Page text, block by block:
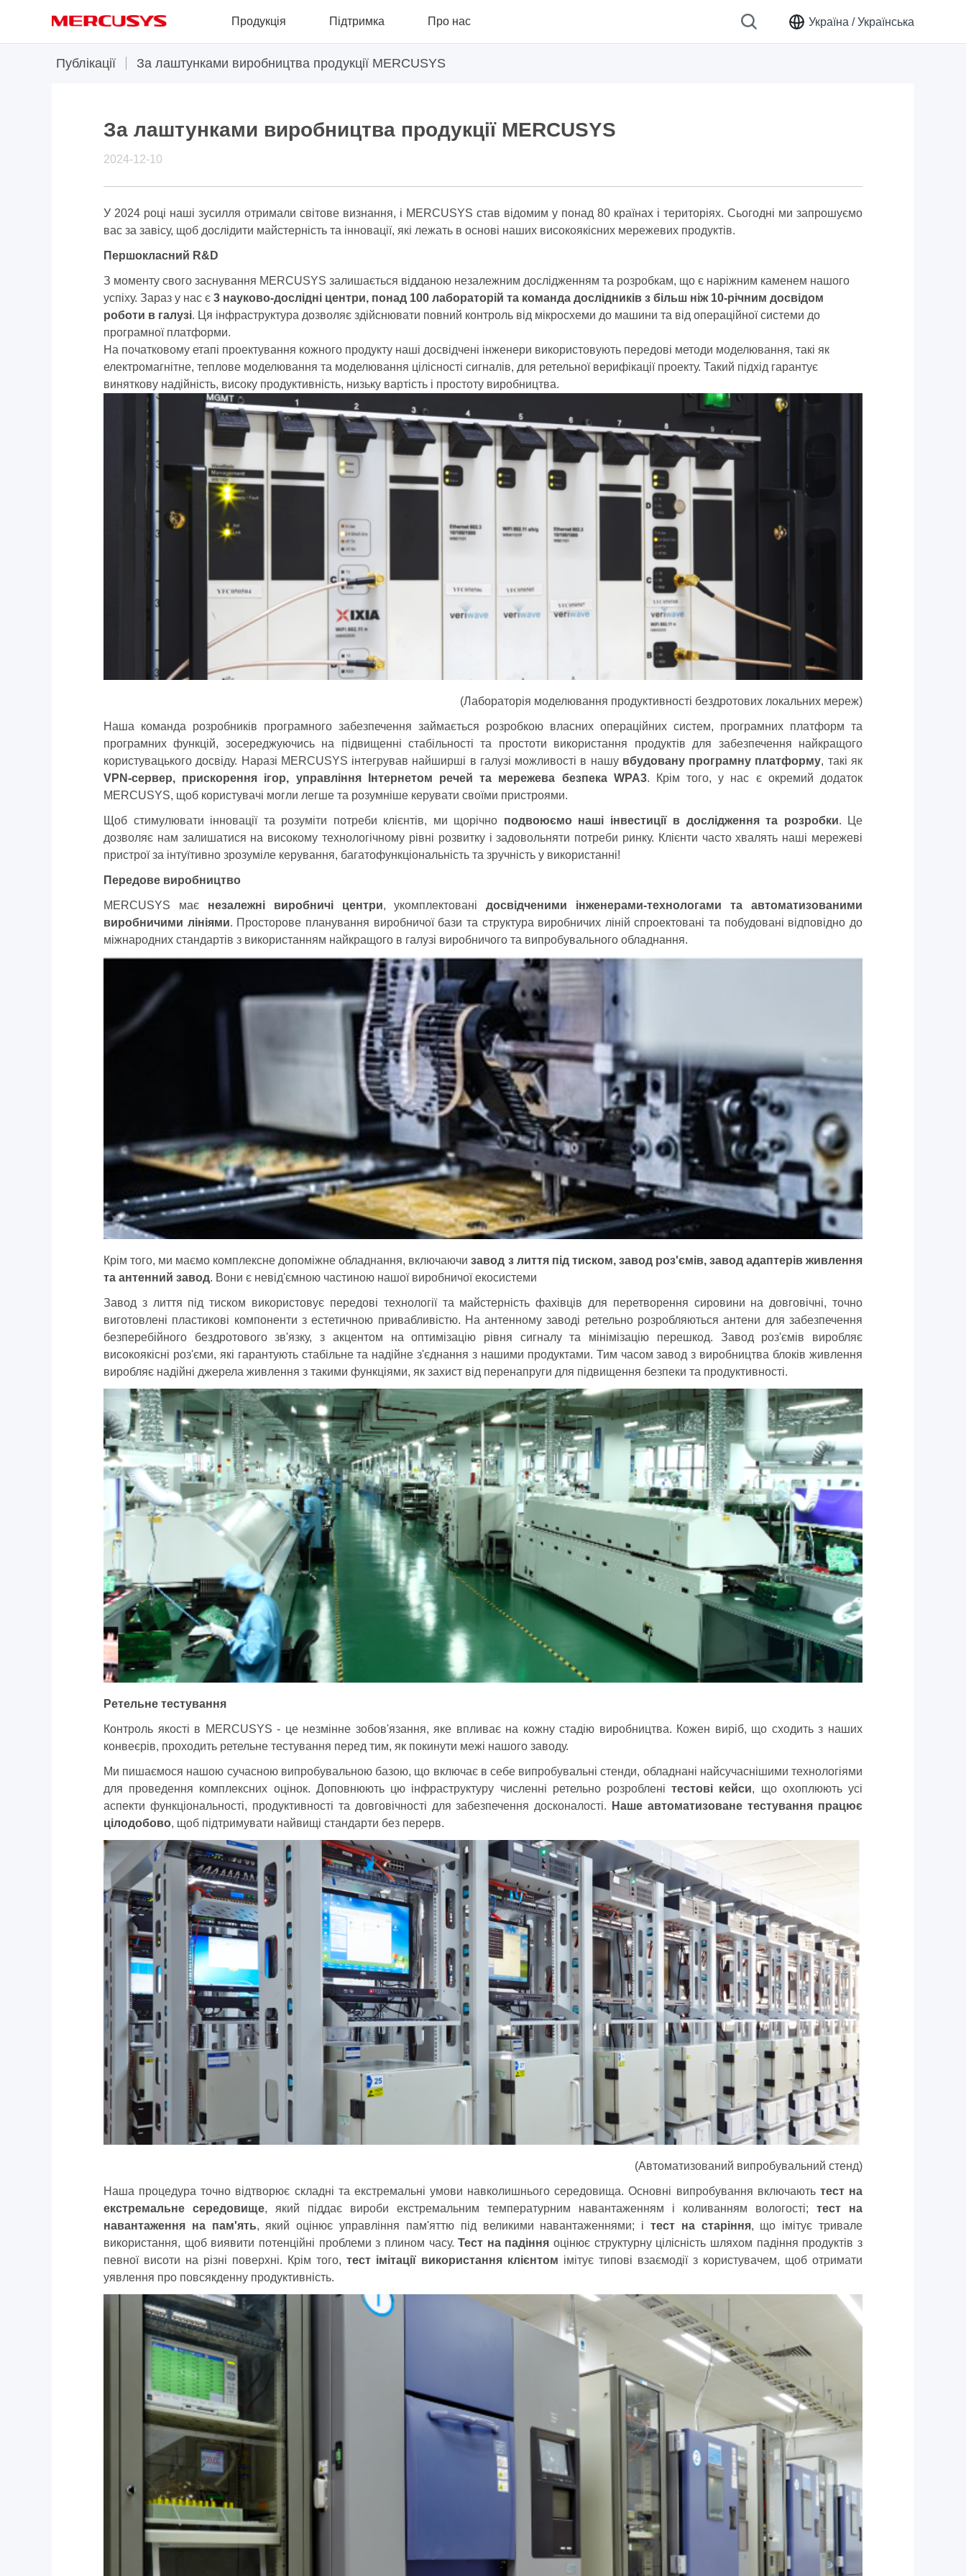
Україна /Українська
Продукція Підтримка Про нас
Публікації За лаштунками виробництва продукції MERCUSYS
За лаштунками виробництва продукції MERCUSYS
2024-12-10
У 2024 році наші зусилля отримали світове визнання, і MERCUSYS став відомим у понад 80 країнах і територіях. Сьогодні ми запрошуємо
вас за завісу, щоб дослідити майстерність та інновації, які лежать в основі наших високоякісних мережевих продуктів.
Першокласний R&D
З моменту свого заснування MERCUSYS залишається відданою незалежним дослідженням та розробкам, що є наріжним каменем нашого
успіху. Зараз у нас є 3 науково-дослідні центри, понад 100 лабораторій та команда дослідників з більш ніж 10-річним досвідом
роботи в галузі. Ця інфраструктура дозволяє здійснювати повний контроль від мікросхеми до машини та від операційної системи до
програмної платформи.
На початковому етапі проектування кожного продукту наші досвідчені інженери використовують передові методи моделювання, такі як
електромагнітне, теплове моделювання та моделювання цілісності сигналів, для ретельної верифікації проекту. Такий підхід гарантує
виняткову надійність, високу продуктивність, низьку вартість і простоту виробництва.
(Лабораторія моделювання продуктивності бездротових локальних мереж)
Наша команда розробників програмного забезпечення займається розробкою власних операційних систем, програмних платформ та
програмних функцій, зосереджуючись на підвищенні стабільності та простоти використання продуктів для забезпечення найкращого
користувацького досвіду. Наразі MERCUSYS інтегрував найширші в галузі можливості в нашу вбудовану програмну платформу, такі як
VPN-сервер, прискорення ігор, управління Інтернетом речей та мережева безпека WPA3. Крім того, у нас є окремий додаток
MERCUSYS, щоб користувачі могли легше та розумніше керувати своїми пристроями.
Щоб стимулювати інновації та розуміти потреби клієнтів, ми щорічно подвоюємо наші інвестиції в дослідження та розробки. Це
дозволяє нам залишатися на високому технологічному рівні розвитку і задовольняти потреби ринку. Клієнти часто хвалять наші мережеві
пристрої за інтуїтивно зрозуміле керування, багатофункціональність та зручність у використанні!
Передове виробництво
MERCUSYS має незалежні виробничі центри, укомплектованідосвідченими інженерами-технологами та автоматизованими
виробничими лініями. Просторове планування виробничої бази та структура виробничих ліній спроектовані та побудовані відповідно до
міжнародних стандартів з використанням найкращого в галузі виробничого та випробувального обладнання.
Крім того, ми маємо комплексне допоміжне обладнання, включаючизавод з лиття під тиском, завод роз'ємів, завод адаптерів живлення
та антенний завод. Вони є невід'ємною частиною нашої виробничої екосистеми
Завод з лиття під тиском використовує передові технології та майстерність фахівців для перетворення сировини на довговічні, точно
виготовлені пластикові компоненти з естетичною привабливістю. На антенному заводі ретельно розробляються антени для забезпечення
безперебійного бездротового зв'язку, з акцентом на оптимізацію рівня сигналу та мінімізацію перешкод. Завод роз'ємів виробляє
високоякісні роз'єми, які гарантують стабільне та надійне з'єднання з нашими продуктами. Тим часом завод з виробництва блоків живлення
виробляє надійні джерела живлення з такими функціями, як захист від перенапруги для підвищення безпеки та продуктивності.
Ретельне тестування
Контроль якості в MERCUSYS - це незмінне зобов'язання, яке впливає на кожну стадію виробництва. Кожен виріб, що сходить з наших
конвеєрів, проходить ретельне тестування перед тим, як покинути межі нашого заводу.
Ми пишаємося нашою сучасною випробувальною базою, що включає в себе випробувальні стенди, обладнані найсучаснішими технологіями
для проведення комплексних оцінок. Доповнюють цю інфраструктуру численні ретельно розробленітестові кейси, що охоплюють усі
аспекти функціональності, продуктивності та довговічності для забезпечення досконалості.
Наше автоматизоване тестування працює
цілодобово, щоб підтримувати найвищі стандарти без перерв.
(Автоматизований випробувальний стенд)
Наша процедура точно відтворює складні та екстремальні умови навколишнього середовища. Основні випробування включаютьтест на
екстремальне середовище, який піддає вироби екстремальним температурним навантаженням і коливанням вологості; тест на
навантаження на пам'ять, який оцінює управління пам'яттю під великими навантаженнями; і тест на старіння, що імітує тривале
використання, щоб виявити потенційні проблеми з плином часу.Тест на падіння оцінює структурну цілісність шляхом падіння продуктів з
певної висоти на різні поверхні. Крім того, тест імітації використання клієнтом імітує типові взаємодії з користувачем, щоб отримати
уявлення про повсякденну продуктивність.